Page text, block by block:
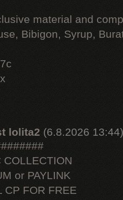
material and
Bibigon, Syrup,
lolita2 (6.8.2026 13:44)
or PAYLINK
СР FOR FREE